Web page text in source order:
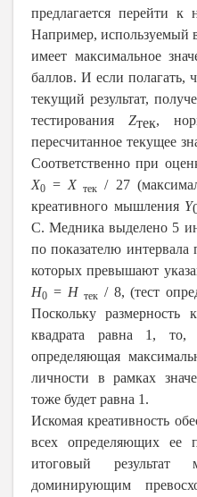
предлагается перейти к
Например, используемый
имеет максимальное
баллов. И если полагать,
текущий результат,
тестирования Zтек,
пересчитанное текущее
Соответственно при
Х0 = Х тек / 27
креативного мышления Y
С. Медника выделено 5
по показателю интервала
которых превышают
Н0 =Н тек/ 8, (тест
Поскольку размерность
квадрата равна 1, то,
определяющая
личности в рамках
тоже будет равна 1.
Искомая креативность
всех определяющих ее
итоговый результат
доминирующим